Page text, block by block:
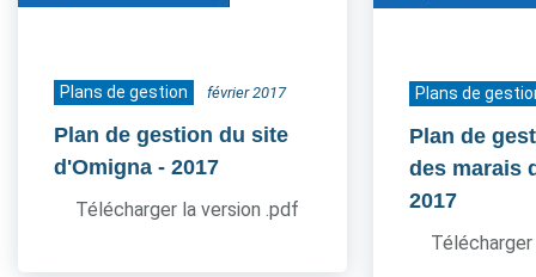
Plans de gestion février 2017
Plan de gestion du site
d'Omigna - 2017
Télécharger la version .pdf
Plans de
Plan de
des marais
2017